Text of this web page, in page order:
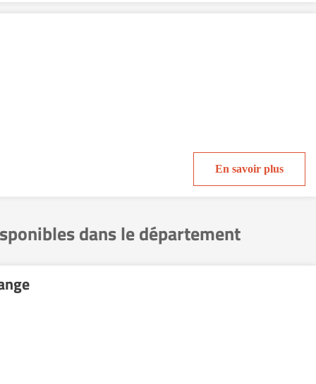
En savoir plus
dans le département